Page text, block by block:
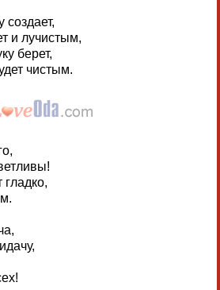
создает,
и лучистым,
берет,
чистым.
гладко,